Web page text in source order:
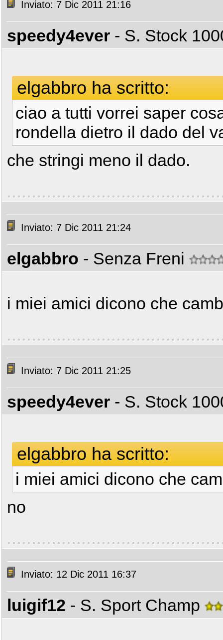
Inviato: 7 Dic 2011 21:16
speedy4ever - S. Stock
elgabbro ha scritto:
ciao a tutti vorrei saper
rondella dietro il dado del
che stringi meno il dado.
Inviato: 7 Dic 2011 21:24
elgabbro - Senza Freni
i miei amici dicono che
Inviato: 7 Dic 2011 21:25
speedy4ever - S. Stock
elgabbro ha scritto:
i miei amici dicono che
no
Inviato: 12 Dic 2011 16:37
luigif12 - S. Sport Champ